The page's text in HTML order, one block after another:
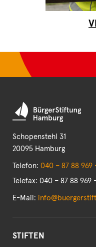
Schopenstehl 31
20095 Hamburg
Telefon: 040 – 87 88 969
Telefax: 040 – 87 88 969
E-Mail:
STIFTEN